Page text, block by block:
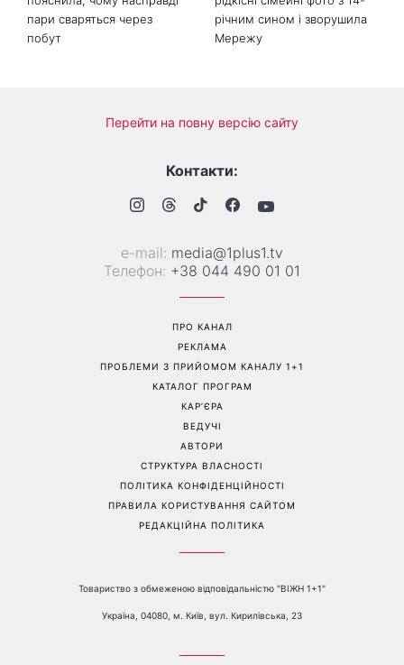
посуді: психологиня
пояснила, чому насправді
«Вже доросла людина»:
Людмила Барбір показала
рідкісні сімейні фото з 14-
річним сином і зворушила
Мережу